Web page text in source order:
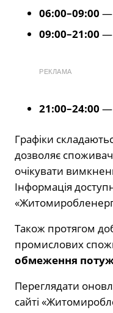
06:00–09:00 —
09:00–21:00 —
РЕКЛАМА
21:00–24:00 —
Графіки
дозволяє
очікувати
Інформація
Також протягом
промислових
обмеження
Переглядати
сайті